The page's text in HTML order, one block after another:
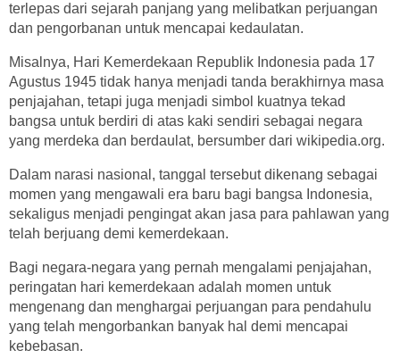
terlepas dari sejarah panjang yang melibatkan perjuangan
dan pengorbanan untuk mencapai kedaulatan.
Misalnya, Hari Kemerdekaan Republik Indonesia pada 17
Agustus 1945 tidak hanya menjadi tanda berakhirnya masa
penjajahan, tetapi juga menjadi simbol kuatnya tekad
bangsa untuk berdiri di atas kaki sendiri sebagai negara
yang merdeka dan berdaulat, bersumber dari wikipedia.org.
Dalam narasi nasional, tanggal tersebut dikenang sebagai
momen yang mengawali era baru bagi bangsa Indonesia,
sekaligus menjadi pengingat akan jasa para pahlawan yang
telah berjuang demi kemerdekaan.
Bagi negara-negara yang pernah mengalami penjajahan,
peringatan hari kemerdekaan adalah momen untuk
mengenang dan menghargai perjuangan para pendahulu
yang telah mengorbankan banyak hal demi mencapai
kebebasan.